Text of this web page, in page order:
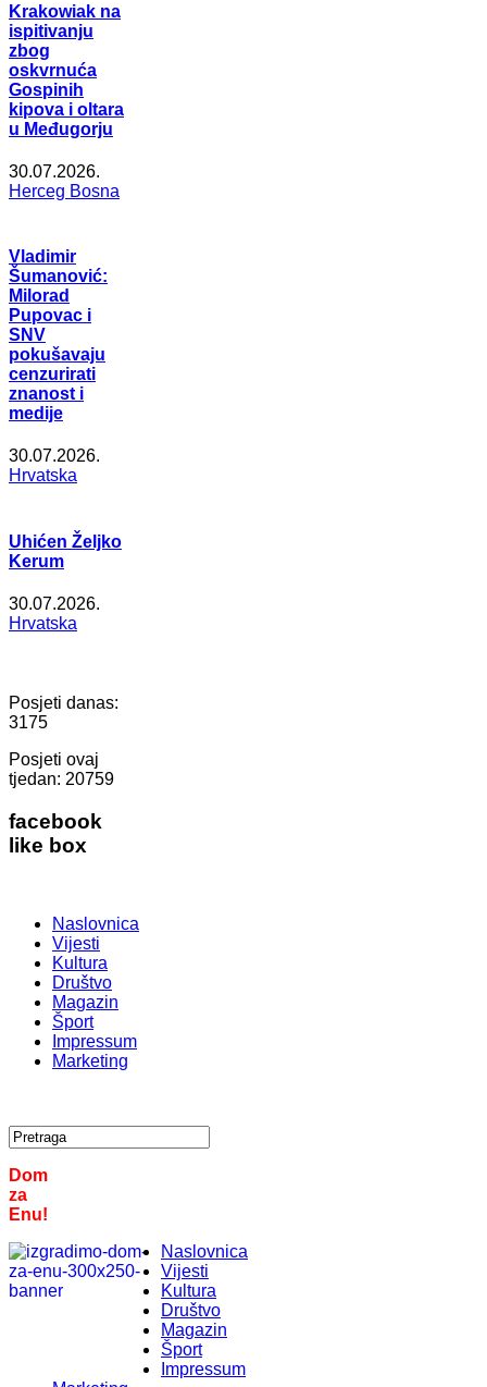
Krakowiak na
ispitivanju
zbog
oskvrnuća
Gospinih
kipova i oltara
u Međugorju
30.07.2026.
Herceg Bosna
Vladimir
Šumanović:
Milorad
Pupovac i
SNV
pokušavaju
cenzurirati
znanost i
medije
30.07.2026.
Hrvatska
Uhićen Željko
Kerum
30.07.2026.
Hrvatska
Posjeti danas:
3175
Posjeti ovaj
tjedan: 20759
facebook
like box
Naslovnica
Vijesti
Kultura
Društvo
Magazin
Šport
Impressum
Marketing
Dom
za
Enu!
Naslovnica
Vijesti
Kultura
Društvo
Magazin
Šport
Impressum